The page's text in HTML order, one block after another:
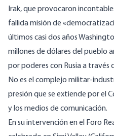
Irak, que provocaron
fallida misión de
últimos casi dos años
millones de dólares del pueblo
por poderes con Rusia a través
No es el complejo militar-
presión que se extiende por el
y los medios de comunicación.
En su intervención en el Foro